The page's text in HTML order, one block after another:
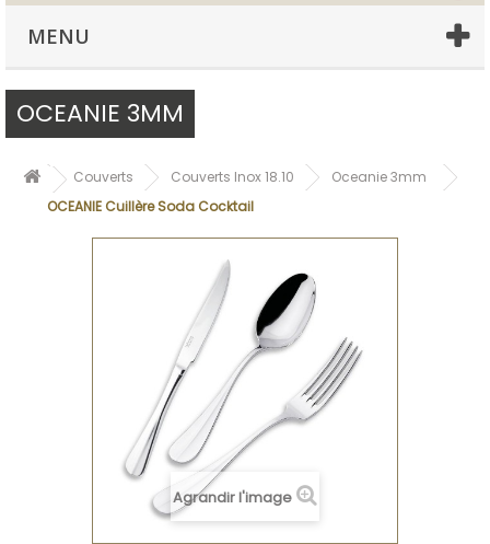
MENU
OCEANIE 3MM
Couverts Couverts Inox 18.10
Oceanie 3mm
OCEANIE Cuillère Soda Cocktail
Agrandir l'image